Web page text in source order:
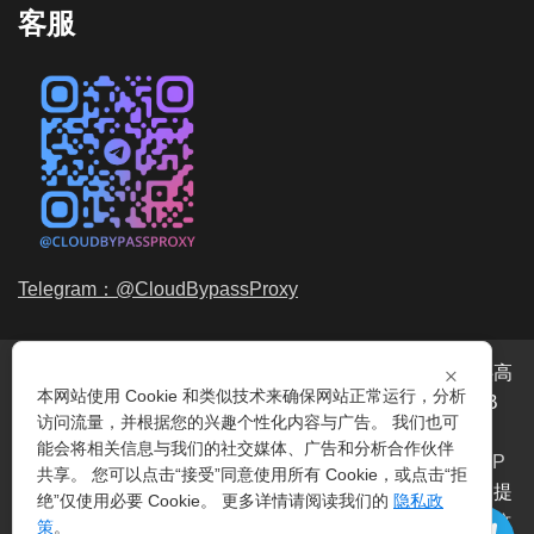
客服
Telegram：@CloudBypassProxy
代理服务提供商，我们提供高
品质、永不过期的动态代理IP池流量包，价格最低2元/GB
起。我们的IP资源包括超过3.5亿的动态住宅IP和机房IP，
覆盖全球200多个国家。支持HTTP代理IP 和 Socks5代理IP
协议，IP可用率超过99%。购买我们的服务即可享受穿云提
供的
指纹
×
本网站使用 Cookie 和类似技术来确保网站正常运行，分析
访问流量，并根据您的兴趣个性化内容与广告。 我们也可
能会将相关信息与我们的社交媒体、广告和分析合作伙伴
共享。 您可以点击“接受”同意使用所有 Cookie，或点击“拒
绝”仅使用必要 Cookie。 更多详情请阅读我们的 隐私政
策。